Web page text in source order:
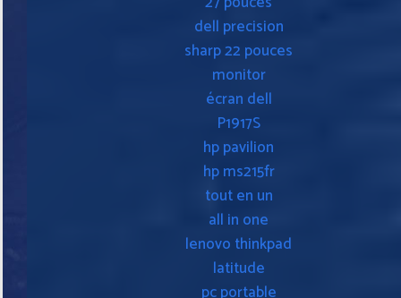
dell precision
sharp 22 pouces
monitor
écran dell
P1917S
hp pavilion
hp ms215fr
tout en un
all in one
lenovo thinkpad
latitude
pc portable